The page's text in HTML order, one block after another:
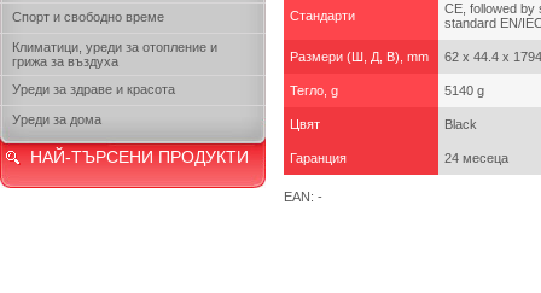
Спорт и свободно време
Климатици, уреди за отопление и
грижа за въздуха
Уреди за здраве и красота
Уреди за дома
НАЙ-ТЪРСЕНИ ПРОДУКТИ
Стандарти
CE, followed by
standard EN/
Размери (Ш, Д, В), mm 62 x 44.4 x
Тегло, g 5140 g
Цвят Black
Гаранция 24 месеца
EAN: -